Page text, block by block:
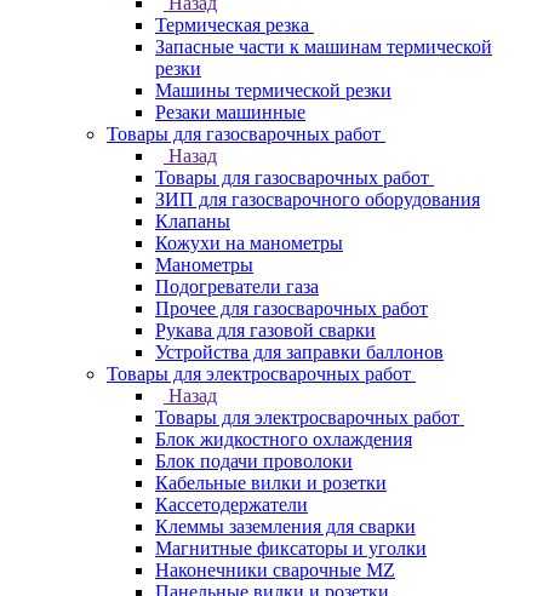
Термическая резка
Запасные части к машинам термической
резки
Машины термической резки
Резаки машинные
Товары для газосварочных работ
Назад
Товары для газосварочных работ
ЗИП для газосварочного оборудования
Клапаны
Кожухи на манометры
Манометры
Подогреватели газа
Прочее для газосварочных работ
Рукава для газовой сварки
Устройства для заправки баллонов
Товары для электросварочных работ
Назад
Товары для электросварочных работ
Блок жидкостного охлаждения
Блок подачи проволоки
Кабельные вилки и розетки
Кассетодержатели
Клеммы заземления для сварки
Магнитные фиксаторы и уголки
Наконечники сварочные MZ
Панельные вилки и розетки